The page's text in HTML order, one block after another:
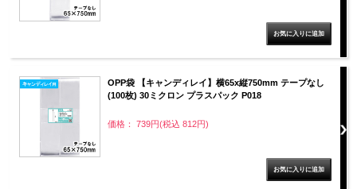
OPP袋 【キャンディレイ】横65x縦750mm テープなし
(100枚) 30ミクロン プラスパック P018
価格： 739円(税込 812円)